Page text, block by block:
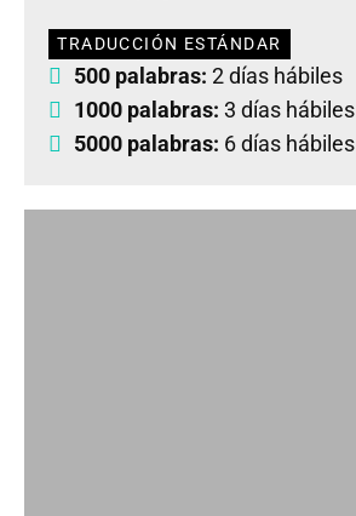
TRADUCCIÓN ESTÁNDAR
500 palabras: 2 días hábiles
1000 palabras: 3 días hábiles
5000 palabras: 6 días hábiles